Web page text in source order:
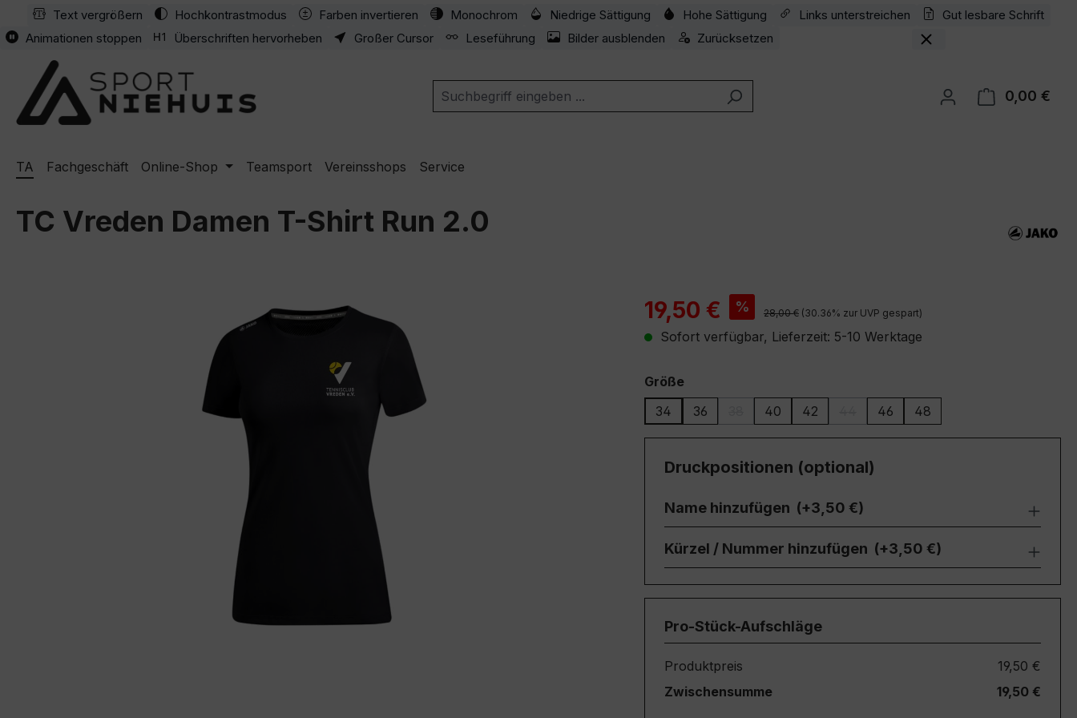
Hauptinhalt springen
Zur Suche springen
Zur Hauptnavigation springen
Text vergrößern Hochkontrastmodus Farben invertieren Monochrom Niedrige Sättigung Hohe Sättigung Links unterstreichen
Gut lesbare Schrift
Animationen stoppen
Überschriften hervorheben Großer Cursor Leseführung Bilder ausblenden Zurücksetzen
0,00 €
TA Fachgeschäft Online-Shop Teamsport Vereinsshops Service
TC Vreden Damen T-Shirt Run 2.0
Verkaufspreis:
19,50 € % Regulärer Preis:
28,00 € (30.36% zur UVP gespart)
Sofort verfügbar, Lieferzeit: 5-10 Werktage
Größeauswählen
34
36
(Diese Option ist zurzeit nicht verfügbar.)
40 42
(Diese Option ist zurzeit nicht verfügbar.)
46 48
Druckpositionen (optional)
Name hinzufügen (+3,50 €)
Kürzel / Nummer hinzufügen (+3,50 €)
Pro-Stück-Aufschläge
Produktpreis
19,50 €
Zwischensumme
19,50 €